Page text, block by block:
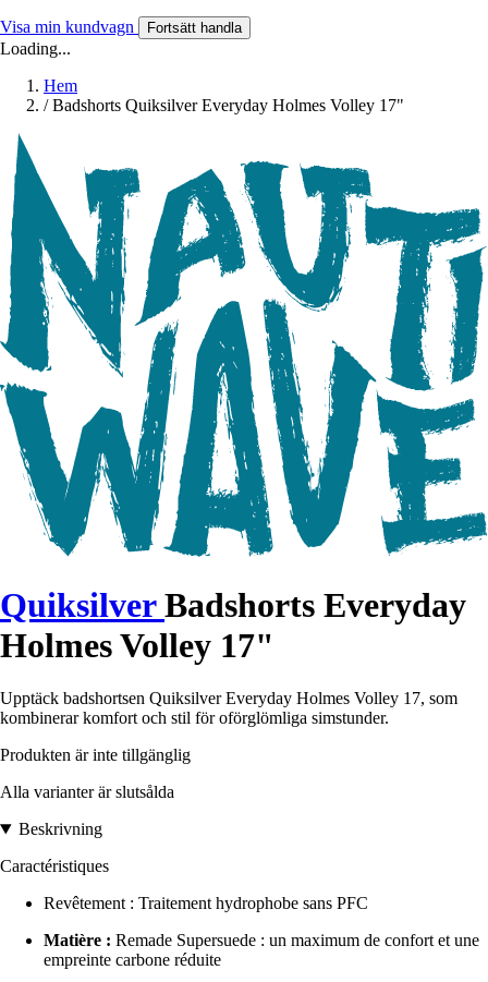
Visa min kundvagn Fortsätt handla
Loading...
Hem
/ Badshorts Quiksilver Everyday Holmes Volley 17"
QuiksilverBadshorts Everyday
Holmes Volley 17"
Upptäck badshortsen Quiksilver Everyday Holmes Volley 17, som
kombinerar komfort och stil för oförglömliga simstunder.
Produkten är inte tillgänglig
Alla varianter är slutsålda
Beskrivning
Caractéristiques
Revêtement : Traitement hydrophobe sans PFC
Matière : Remade Supersuede : un maximum de confort et une
empreinte carbone réduite